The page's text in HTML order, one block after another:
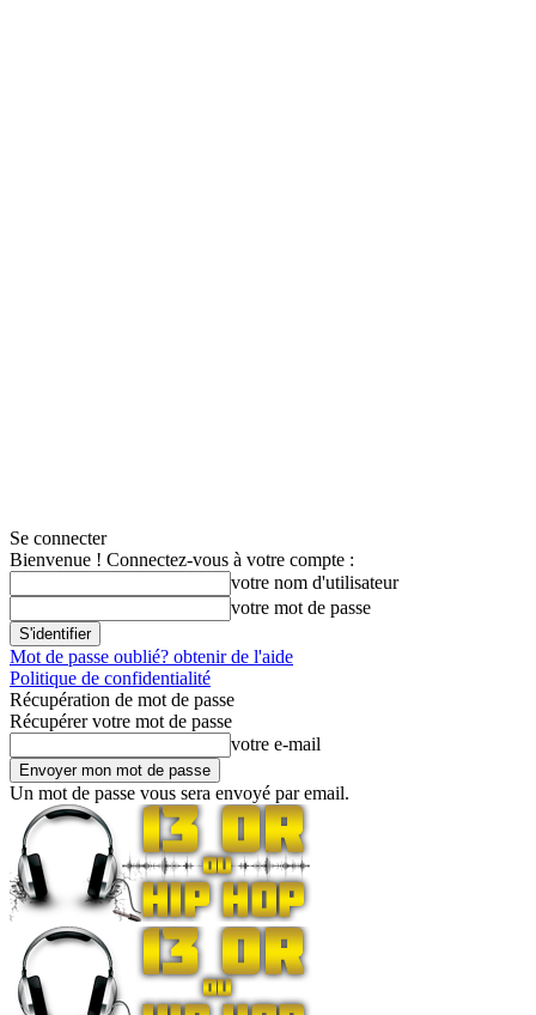
Se connecter
Bienvenue ! Connectez-vous à votre compte :
votre nom d'utilisateur
votre mot de passe
Mot de passe oublié? obtenir de l'aide
Politique de confidentialité
Récupération de mot de passe
Récupérer votre mot de passe
votre e-mail
Un mot de passe vous sera envoyé par email.